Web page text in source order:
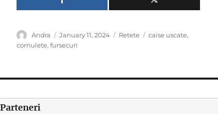
Author
Andra
Posted
on
January 11, 2024 Categories
Retete Tags
caise uscate,
cornulete,fursecuri
Parteneri